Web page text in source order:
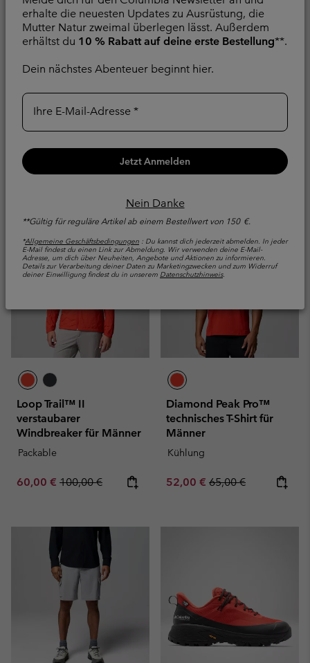
erhalte die neuesten Updates zu Ausrüstung, die
Mutter Natur zweimal überlegen lässt. Außerdem
erhältst du 10 % Rabatt auf deine erste Bestellung**.
Dein nächstes Abenteuer beginnt hier.
Ihre E-Mail-Adresse
Jetzt Anmelden
Nein Danke
**Gültig für reguläre Artikel ab einem Bestellwert von 150 €.
*Allgemeine Geschäftsbedingungen : Du kannst dich jederzeit abmelden. In jeder
E-Mail findest du einen Link zur Abmeldung. Wir verwenden deine E-Mail-
Adresse, um dich über Neuheiten, Angebote und Aktionen zu informieren.
Details zur Verarbeitung deiner Daten zu Marketingzwecken und zum Widerruf
deiner Einwilligung findest du in unserem Datenschutzhinweis.
Neu
Silver Ridge™ Elite
gewebtes Shirt für
Frauen
Regular price:
100,00 €
Neu
Silver Ridge™ Elite
Loop Trail™ II
verstaubarer
Windbreaker für Männer
Packable
Sale price:
60,00 € Regular price:
100,00 €
Diamond Peak Pro™
technisches T-Shirt für
Männer
Kühlung
Sale price:
52,00 € Regular price:
65,00 €